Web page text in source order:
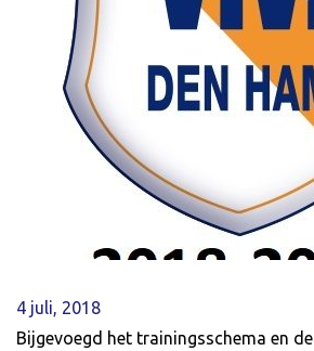
4 juli, 2018
Bijgevoegd het trainingsschema en de